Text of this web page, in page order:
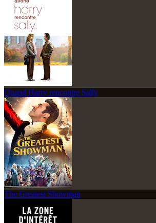
Quand Harry rencontre Sally
The Greatest Showman